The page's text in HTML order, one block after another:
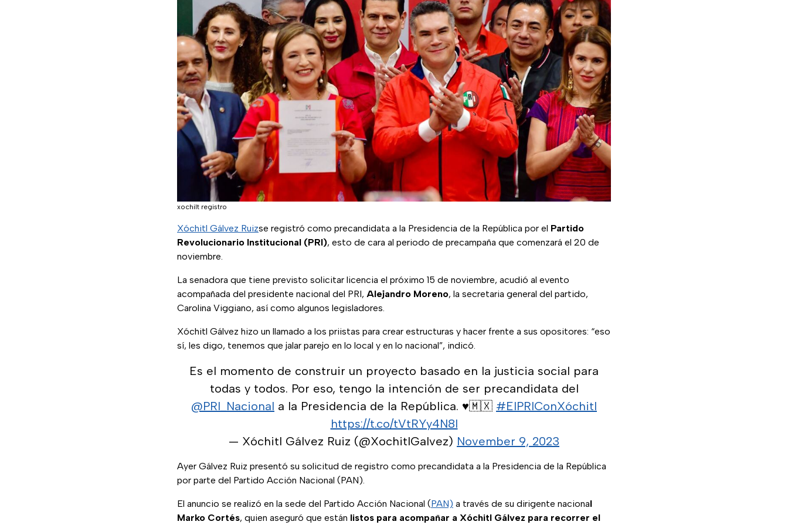
xochilt registro
Xóchitl Gálvez Ruizse registró como precandidata a la Presidencia de la República por el Partido
Revolucionario Institucional (PRI), esto de cara al periodo de precampaña que comenzará el 20 de
noviembre.
La senadora que tiene previsto solicitar licencia el próximo 15 de noviembre, acudió al evento
acompañada del presidente nacional del PRI, Alejandro Moreno, la secretaria general del partido,
Carolina Viggiano, así como algunos legisladores.
Xóchitl Gálvez hizo un llamado a los priistas para crear estructuras y hacer frente a sus opositores: “eso
sí, les digo, tenemos que jalar parejo en lo local y en lo nacional”, indicó.
Es el momento de construir un proyecto basado en la justicia social para
todas y todos. Por eso, tengo la intención de ser precandidata del
@PRI_Nacional a la Presidencia de la República. ♥️🇲🇽 #ElPRIConXóchitl
https://t.co/tVtRYy4N8l
— Xóchitl Gálvez Ruiz (@XochitlGalvez) November 9, 2023
Ayer Gálvez Ruiz presentó su solicitud de registro como precandidata a la Presidencia de la República
por parte del Partido Acción Nacional (PAN).
El anuncio se realizó en la sede del Partido Acción Nacional (PAN) a través de su dirigente nacional
Marko Cortés, quien aseguró que están listos para acompañar a Xóchitl Gálvez para recorrer el